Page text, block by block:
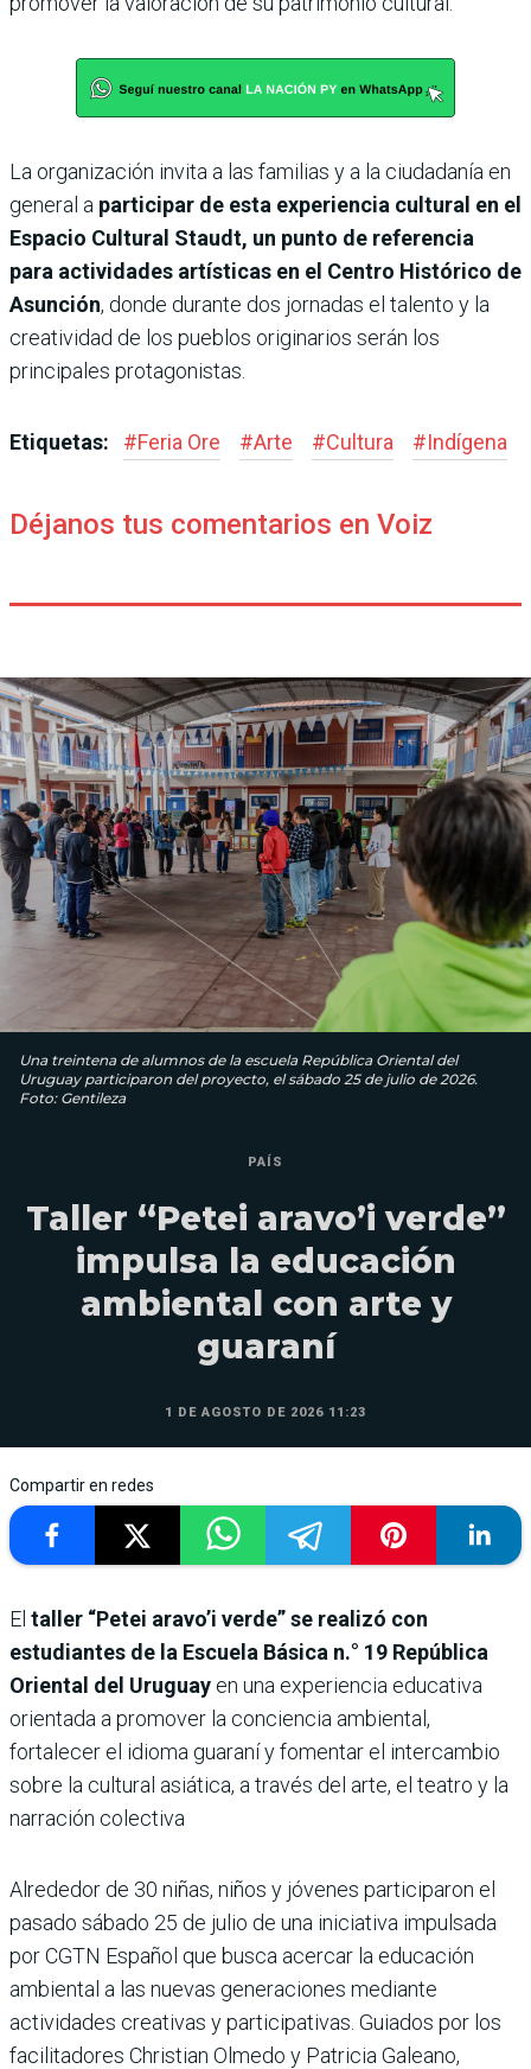
La organización invita a las familias y a la ciudadanía en
general a participar de esta experiencia cultural en el
Espacio Cultural Staudt, un punto de referencia
para actividades artísticas en el Centro Histórico de
Asunción, donde durante dos jornadas el talento y la
creatividad de los pueblos originarios serán los
principales protagonistas.
Etiquetas: #Feria Ore #Arte #Cultura #Indígena
Déjanos tus comentarios en Voiz
Una treintena de alumnos de la escuela República Oriental del
Uruguay participaron del proyecto, el sábado 25 de julio de 2026.
Foto: Gentileza
PAÍS
Taller “Petei aravo’i verde”
impulsa la educación
ambiental con arte y
guaraní
1 DE AGOSTO DE 2026 11:23
Compartir en redes
El taller “Petei aravo’i verde” se realizó con
estudiantes de la Escuela Básica n.° 19 República
Oriental del Uruguay en una experiencia educativa
orientada a promover la conciencia ambiental,
fortalecer el idioma guaraní y fomentar el intercambio
sobre la cultural asiática, a través del arte, el teatro y la
narración colectiva
Alrededor de 30 niñas, niños y jóvenes participaron el
pasado sábado 25 de julio de una iniciativa impulsada
por CGTN Español que busca acercar la educación
ambiental a las nuevas generaciones mediante
actividades creativas y participativas. Guiados por los
facilitadores Christian Olmedo y Patricia Galeano,